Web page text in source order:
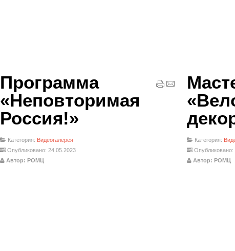
Программа
«Неповторимая
Россия!»
Категория: Видеогалерея
Опубликовано: 24.05.2023
Автор: РОМЦ
Категория:
Опубликовано:
Автор: РОМЦ